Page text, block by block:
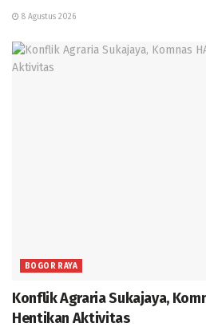
8 Agustus 2026
BOGOR RAYA
Konflik Agraria Sukajaya,
Hentikan Aktivitas